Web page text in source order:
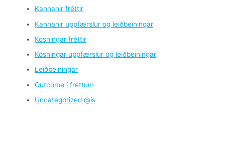
Kannanir fréttir
Kannanir uppfærslur og leiðbeiningar
Kosningar fréttir
Kosningar uppfærslur og leiðbeiningar
Leiðbeiningar
Outcome í fréttum
Uncategorized @is